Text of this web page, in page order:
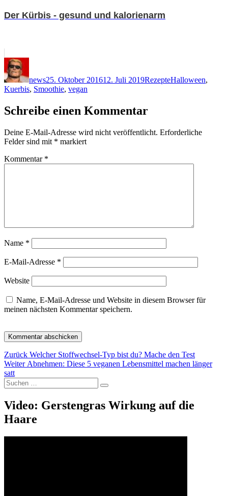
Der Kürbis - gesund und kalorienarm
news25. Oktober 201612. Juli 2019RezepteHalloween,
Kuerbis, Smoothie, vegan
Schreibe einen Kommentar
Deine E-Mail-Adresse wird nicht veröffentlicht. Erforderliche
Felder sind mit * markiert
Kommentar *
Name *
E-Mail-Adresse *
Website
Name, E-Mail-Adresse und Website in diesem Browser für
meinen nächsten Kommentar speichern.
Beitragsnavigation
Zurück Vorheriger
Beitrag:
Welcher Stoffwechsel-Typ bist du? Mache den Test
Weiter Nächster
Abnehmen: Diese 5 veganen Lebensmittel machen länger
satt
Suche
nach:
Suchen
Video: Gerstengras Wirkung auf die
Haare